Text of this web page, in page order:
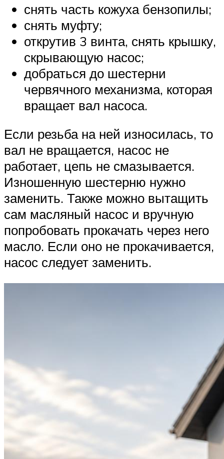
снять часть кожуха бензопилы;
снять муфту;
открутив 3 винта, снять крышку,
скрывающую насос;
добраться до шестерни
червячного механизма, которая
вращает вал насоса.
Если резьба на ней износилась, то
вал не вращается, насос не
работает, цепь не смазывается.
Изношенную шестерню нужно
заменить. Также можно вытащить
сам масляный насос и вручную
попробовать прокачать через него
масло. Если оно не прокачивается,
насос следует заменить.